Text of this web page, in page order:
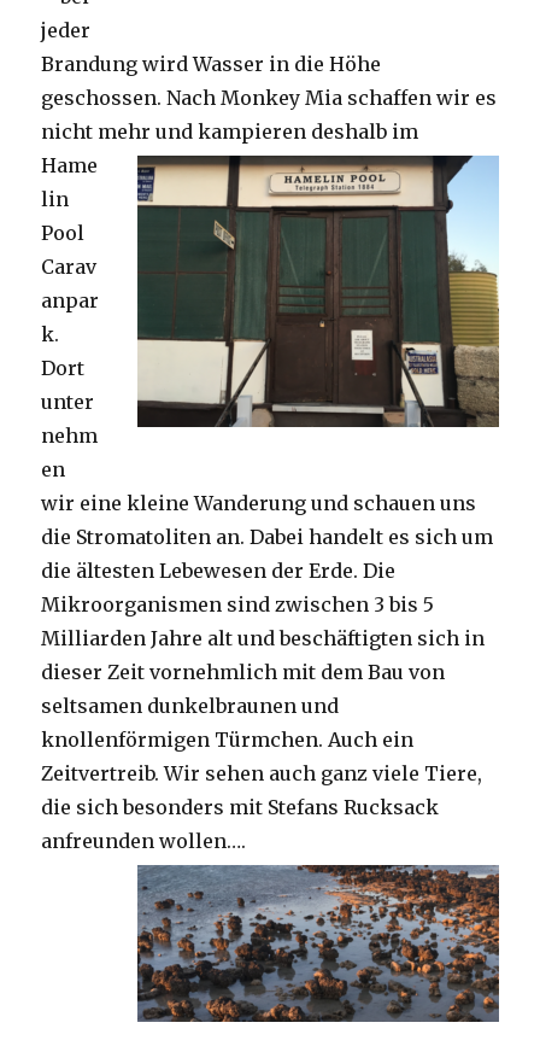
jeder
Brandung wird Wasser in die Höhe
geschossen. Nach Monkey Mia schaffen wir es
nicht mehr und kampieren deshalb im
Hame
lin
Pool
Carav
anpar
k.
Dort
unter
nehm
en
wir eine kleine Wanderung und schauen uns
die Stromatoliten an. Dabei handelt es sich um
die ältesten Lebewesen der Erde. Die
Mikroorganismen sind zwischen 3 bis 5
Milliarden Jahre alt und beschäftigten sich in
dieser Zeit vornehmlich mit dem Bau von
seltsamen dunkelbraunen und
knollenförmigen Türmchen. Auch ein
Zeitvertreib. Wir sehen auch ganz viele Tiere,
die sich besonders mit Stefans Rucksack
anfreunden wollen….